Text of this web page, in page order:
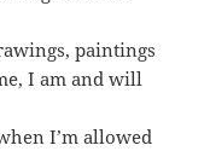
paintings
I am and will
I’m allowed